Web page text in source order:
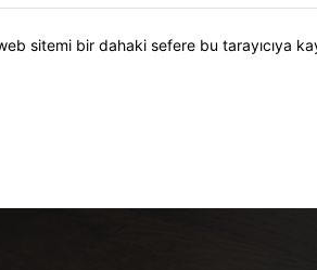
sitemi bir dahaki sefere bu tarayıcıya